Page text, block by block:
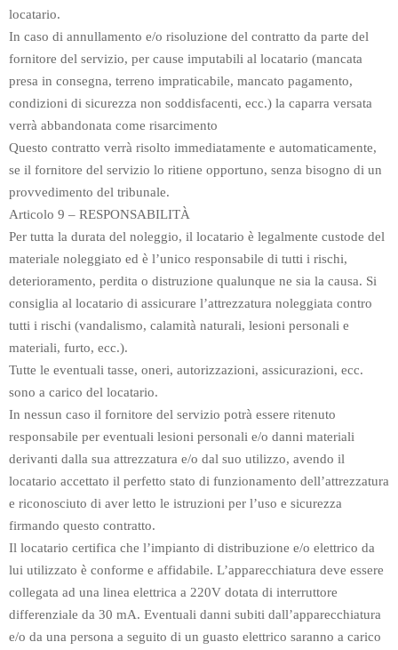
locatario.
In caso di annullamento e/o risoluzione del contratto da parte del
fornitore del servizio, per cause imputabili al locatario (mancata
presa in consegna, terreno impraticabile, mancato pagamento,
condizioni di sicurezza non soddisfacenti, ecc.) la caparra versata
verrà abbandonata come risarcimento
Questo contratto verrà risolto immediatamente e automaticamente,
se il fornitore del servizio lo ritiene opportuno, senza bisogno di un
provvedimento del tribunale.
Articolo 9 – RESPONSABILITÀ
Per tutta la durata del noleggio, il locatario è legalmente custode del
materiale noleggiato ed è l’unico responsabile di tutti i rischi,
deterioramento, perdita o distruzione qualunque ne sia la causa. Si
consiglia al locatario di assicurare l’attrezzatura noleggiata contro
tutti i rischi (vandalismo, calamità naturali, lesioni personali e
materiali, furto, ecc.).
Tutte le eventuali tasse, oneri, autorizzazioni, assicurazioni, ecc.
sono a carico del locatario.
In nessun caso il fornitore del servizio potrà essere ritenuto
responsabile per eventuali lesioni personali e/o danni materiali
derivanti dalla sua attrezzatura e/o dal suo utilizzo, avendo il
locatario accettato il perfetto stato di funzionamento dell’attrezzatura
e riconosciuto di aver letto le istruzioni per l’uso e sicurezza
firmando questo contratto.
Il locatario certifica che l’impianto di distribuzione e/o elettrico da
lui utilizzato è conforme e affidabile. L’apparecchiatura deve essere
collegata ad una linea elettrica a 220V dotata di interruttore
differenziale da 30 mA. Eventuali danni subiti dall’apparecchiatura
e/o da una persona a seguito di un guasto elettrico saranno a carico